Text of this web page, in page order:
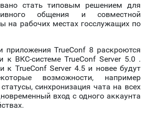
стать типовым решением для
общения и совместной
на рабочих местах госслужащих по
приложения TrueConf 8 раскроются
к ВКС-системе TrueConf Server 5.0 .
к TrueConf Server 4.5 и новее будут
возможности, например
синхронизация чата на всех
вход с одного аккаунта